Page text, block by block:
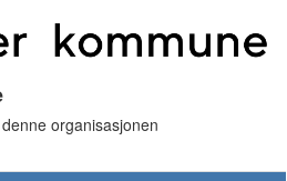
organisasjonen